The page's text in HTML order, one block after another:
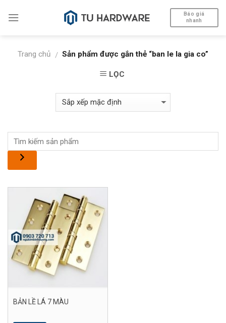
Báo giá
nhanh
Trang chủ / Sản phẩm được gắn thẻ “ban le la gia co”
LỌC
BẢN LỀ LÁ 7 MÀU